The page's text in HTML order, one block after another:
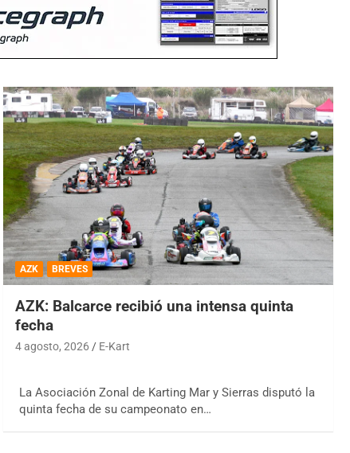
AZK BREVES
AZK: Balcarce recibió una intensa quinta
fecha
4 agosto, 2026 E-Kart
La Asociación Zonal de Karting Mar y Sierras disputó la
quinta fecha de su campeonato en…